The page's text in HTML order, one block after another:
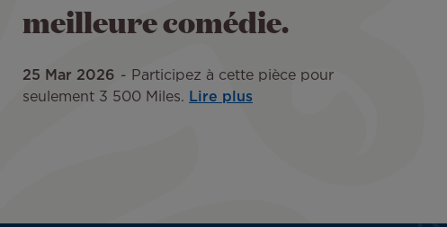
meilleure comédie.
25 Mar 2026
Participez à cette pièce pour
seulement 3 500 Miles. Lire plus